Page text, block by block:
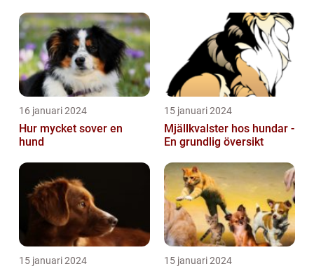
för våra fy...
16 januari 2024
Hur mycket sover en
hund
15 januari 2024
Mjällkvalster hos hundar -
En grundlig översikt
15 januari 2024 15 januari 2024